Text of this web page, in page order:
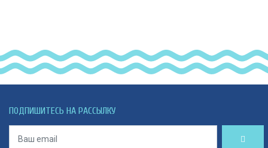
ПОДПИШИТЕСЬ НА РАССЫЛКУ